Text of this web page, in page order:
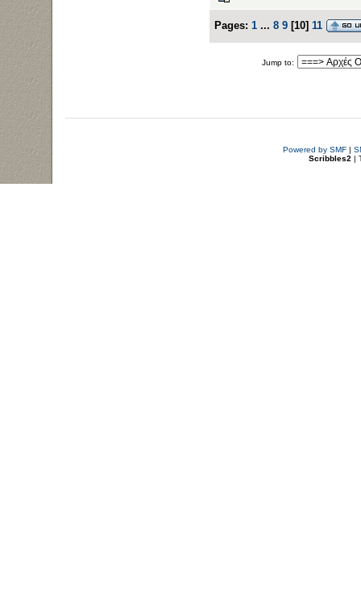
Pages: 1 ... 8 9 [10] 11
Jump to:
Powered by SMF|
Scribbles2 |